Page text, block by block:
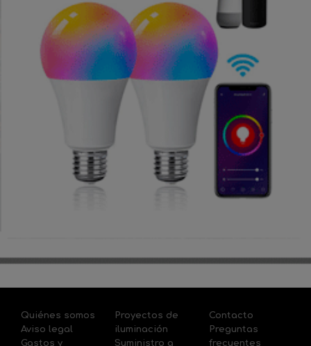
Quiénes somos
Aviso legal
Gastos y
Proyectos de
iluminación
Suministro a
Contacto
Preguntas
frecuentes